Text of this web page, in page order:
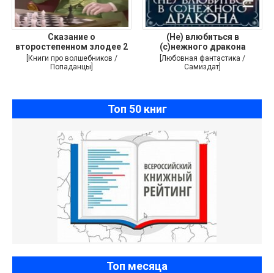
Сказание о
второстепенном злодее 2
[Книги про волшебников /
Попаданцы]
(Не) влюбиться в
(с)нежного дракона
[Любовная фантастика /
Самиздат]
Топ 50 книг
Топ месяца